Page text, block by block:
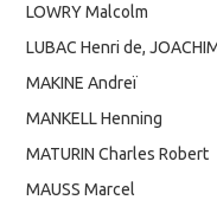
LOWRY Malcolm
LUBAC Henri de,
MAKINE Andreï
MANKELL Henning
MATURIN Charles Robert
MAUSS Marcel